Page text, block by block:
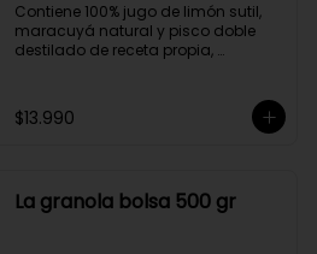
Contiene 100% jugo de limón sutil,
maracuyá natural y pisco doble
destilado de receta propia,
Características:
duración es de 12 meses a partir de
$13.990
La granola bolsa 500 gr